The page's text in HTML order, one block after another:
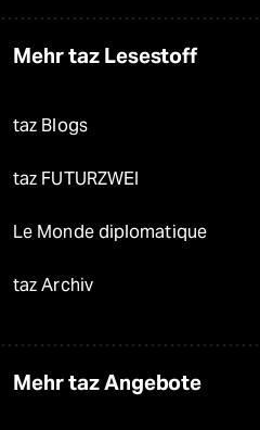
Mehr taz Lesestoff
taz Blogs
taz FUTURZWEI
Le Monde diplomatique
taz Archiv
Mehr taz Angebote